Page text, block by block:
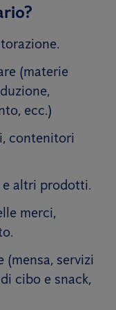
(materie
ecc.)
contenitori
e altri prodotti.
merci,
servizi
cibo e snack,